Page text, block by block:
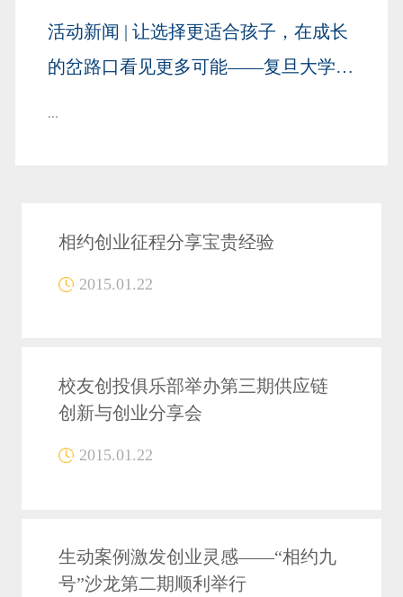
活动新闻 | 让选择更适合孩子，在成长
的岔路口看见更多可能——复旦大学管
...
相约创业征程分享宝贵经验
2015.01.22
校友创投俱乐部举办第三期供应链
创新与创业分享会
2015.01.22
生动案例激发创业灵感——“相约九
号”沙龙第二期顺利举行